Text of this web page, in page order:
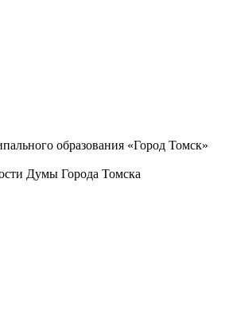
образования «Город Томск»
Думы Города Томска